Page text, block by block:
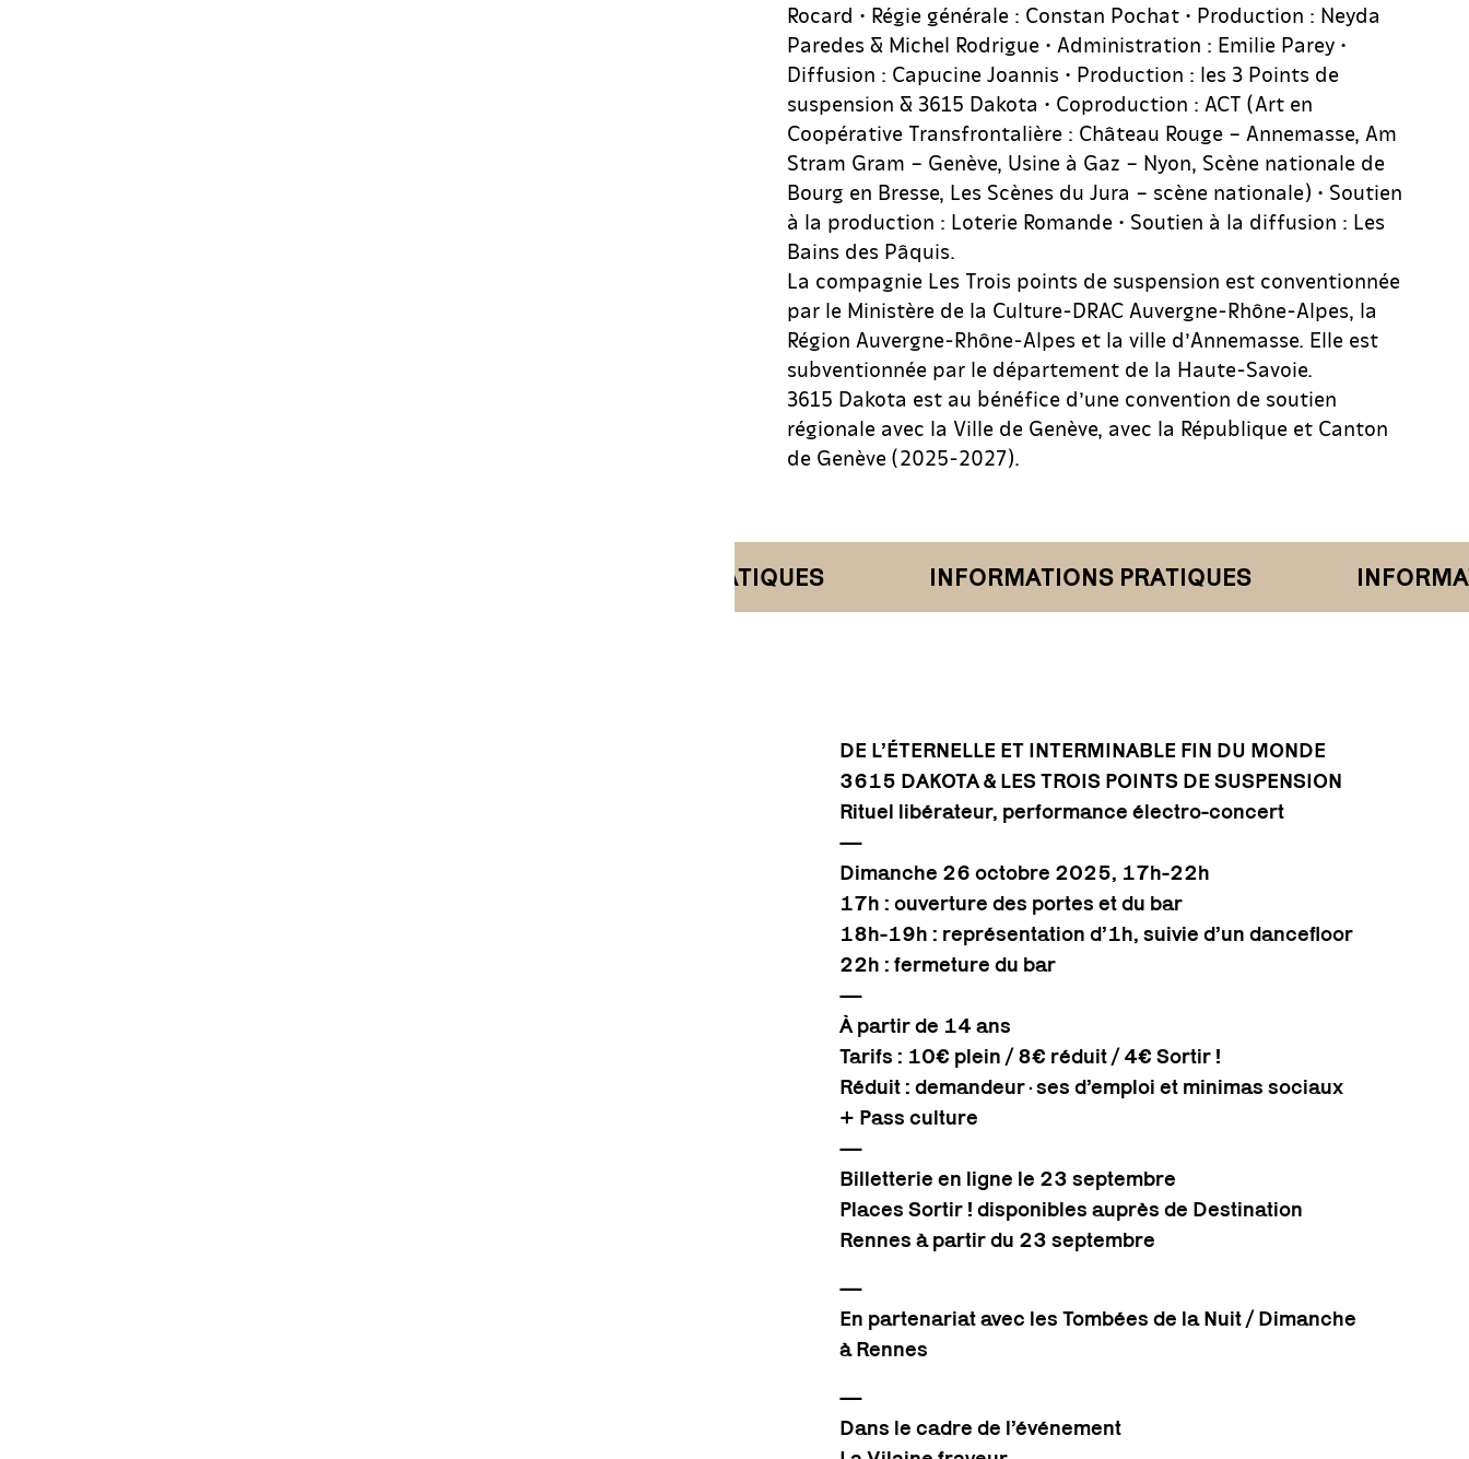
Rocard • Régie générale : Constan Pochat • Production : Neyda
Paredes & Michel Rodrigue • Administration : Emilie Parey •
Diffusion : Capucine Joannis • Production : les 3 Points de
suspension & 3615 Dakota • Coproduction : ACT (Art en
Coopérative Transfrontalière : Château Rouge – Annemasse, Am
Stram Gram – Genève, Usine à Gaz – Nyon, Scène nationale de
Bourg en Bresse, Les Scènes du Jura – scène nationale) • Soutien
à la production : Loterie Romande • Soutien à la diffusion : Les
Bains des Pâquis.
La compagnie Les Trois points de suspension est conventionnée
par le Ministère de la Culture-DRAC Auvergne-Rhône-Alpes, la
Région Auvergne-Rhône-Alpes et la ville d’Annemasse. Elle est
subventionnée par le département de la Haute-Savoie.
3615 Dakota est au bénéfice d’une convention de soutien
régionale avec la Ville de Genève, avec la République et Canton
de Genève (2025-2027).
INFORMATIONS PRATIQUES INFORMATIONS PRATIQUES
DE L’ÉTERNELLE ET INTERMINABLE FIN DU MONDE
3615 DAKOTA & LES TROIS POINTS DE SUSPENSION
Rituel libérateur, performance électro-concert
—
Dimanche 26 octobre 2025, 17h-22h
17h : ouverture des portes et du bar
18h-19h : représentation d’1h, suivie d’un dancefloor
22h : fermeture du bar
—
À partir de 14 ans
Tarifs : 10€ plein / 8€ réduit / 4€ Sortir !
Réduit : demandeur·ses d’emploi et minimas sociaux
+ Pass culture
—
Billetterie en ligne le 23 septembre
Places Sortir ! disponibles auprès de Destination
Rennes à partir du 23 septembre
—
En partenariat avec les Tombées de la Nuit / Dimanche
à Rennes
—
Dans le cadre de l’événement